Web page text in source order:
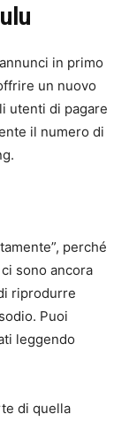
in primo
un nuovo
utenti di pagare
il numero di
perché
sono ancora
riprodurre
Puoi
leggendo
di quella